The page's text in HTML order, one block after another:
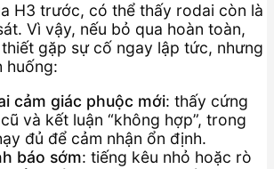
H3 trước, có thể thấy rodai còn là
Vì vậy, nếu bỏ qua hoàn toàn,
gặp sự cố ngay lập tức, nhưng
huống:
cảm giác phuộc mới: thấy cứng
và kết luận “không hợp”, trong
đủ để cảm nhận ổn định.
báo sớm: tiếng kêu nhỏ hoặc rò